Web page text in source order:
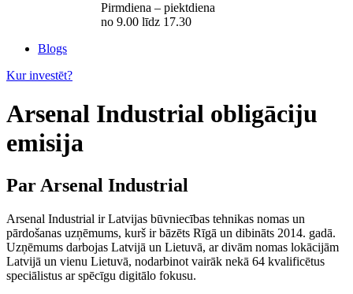
Pirmdiena – piektdiena
no 9.00 līdz 17.30
Blogs
Kur investēt?
Arsenal Industrial obligāciju
emisija
Par Arsenal Industrial
Arsenal Industrial ir Latvijas būvniecības tehnikas nomas un
pārdošanas uzņēmums, kurš ir bāzēts Rīgā un dibināts 2014. gadā.
Uzņēmums darbojas Latvijā un Lietuvā, ar divām nomas lokācijām
Latvijā un vienu Lietuvā, nodarbinot vairāk nekā 64 kvalificētus
speciālistus ar spēcīgu digitālo fokusu.